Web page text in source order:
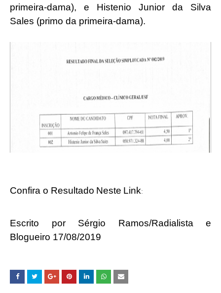
primeira-dama), e Histenio Junior da Silva
Sales (primo da primeira-dama).
Confira o Resultado Neste Link:
Escrito por Sérgio Ramos/Radialista e
Blogueiro 17/08/2019